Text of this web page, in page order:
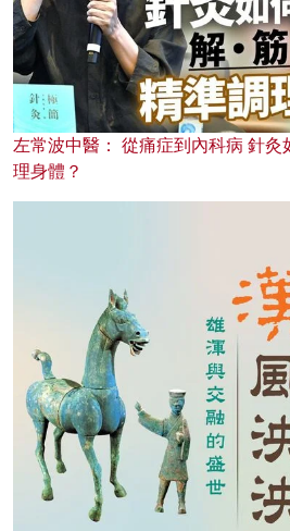
左常波中醫： 從痛症到內科病 針灸
理身體？